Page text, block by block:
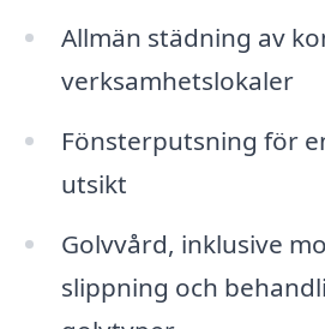
Allmän städning av
verksamhetslokaler
Fönsterputsning för
utsikt
Golvvård, inklusive
slippning och